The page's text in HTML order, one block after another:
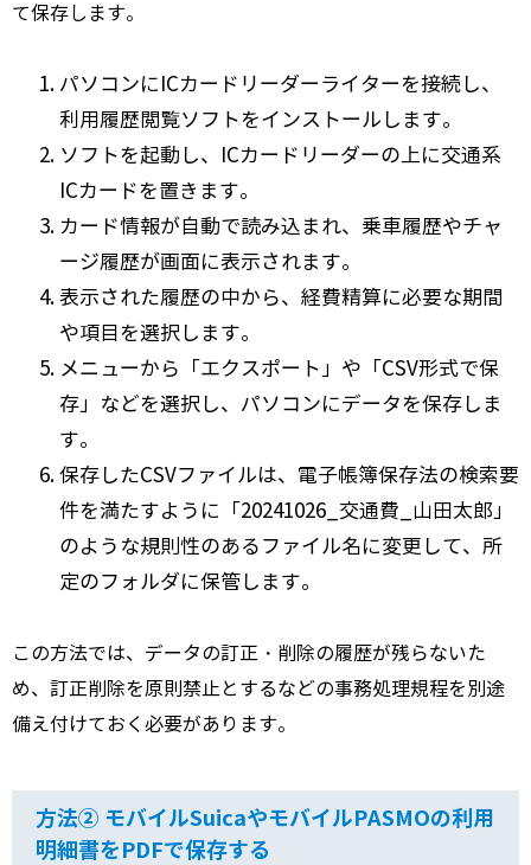
て保存します。
パソコンにICカードリーダーライターを接続し、
利用履歴閲覧ソフトをインストールします。
ソフトを起動し、ICカードリーダーの上に交通系
ICカードを置きます。
カード情報が自動で読み込まれ、乗車履歴やチャ
ージ履歴が画面に表示されます。
表示された履歴の中から、経費精算に必要な期間
や項目を選択します。
メニューから「エクスポート」や「CSV形式で保
存」などを選択し、パソコンにデータを保存しま
す。
保存したCSVファイルは、電子帳簿保存法の検索要
件を満たすように「20241026_交通費_山田太郎」
のような規則性のあるファイル名に変更して、所
定のフォルダに保管します。
この方法では、データの訂正・削除の履歴が残らないた
め、訂正削除を原則禁止とするなどの事務処理規程を別途
備え付けておく必要があります。
方法② モバイルSuicaやモバイルPASMOの利用
明細書をPDFで保存する